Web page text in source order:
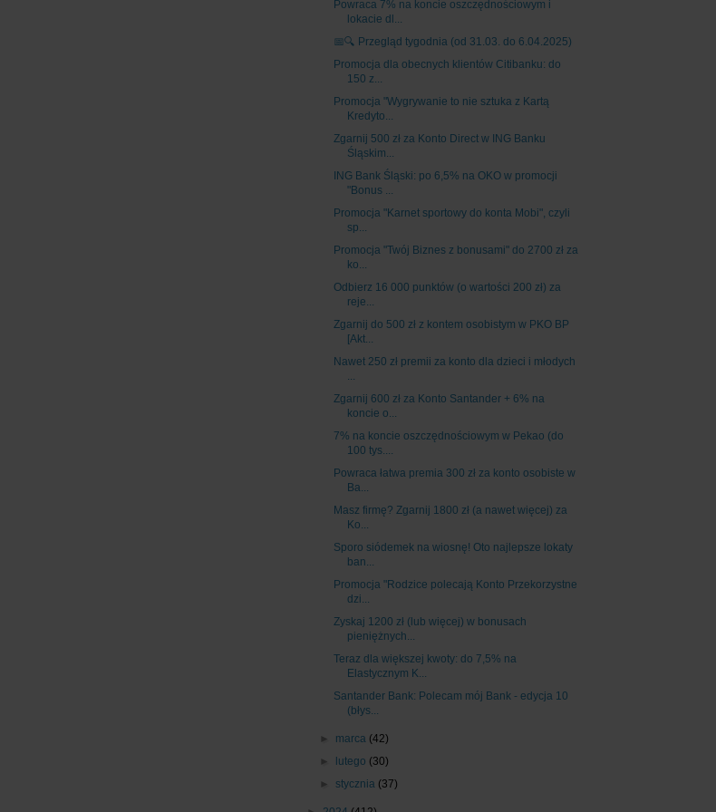
Powraca 7% na koncie oszczędnościowym i
lokacie dl...
📅🔍 Przegląd tygodnia (od 31.03. do 6.04.2025)
Promocja dla obecnych klientów Citibanku: do
150 z...
Promocja "Wygrywanie to nie sztuka z Kartą
Kredyto...
Zgarnij 500 zł za Konto Direct w ING Banku
Śląskim...
ING Bank Śląski: po 6,5% na OKO w promocji
"Bonus ...
Promocja "Karnet sportowy do konta Mobi", czyli
sp...
Promocja "Twój Biznes z bonusami" do 2700 zł za
ko...
Odbierz 16 000 punktów (o wartości 200 zł) za
reje...
Zgarnij do 500 zł z kontem osobistym w PKO BP
[Akt...
Nawet 250 zł premii za konto dla dzieci i młodych
...
Zgarnij 600 zł za Konto Santander + 6% na
koncie o...
7% na koncie oszczędnościowym w Pekao (do
100 tys....
Powraca łatwa premia 300 zł za konto osobiste w
Ba...
Masz firmę? Zgarnij 1800 zł (a nawet więcej) za
Ko...
Sporo siódemek na wiosnę! Oto najlepsze lokaty
ban...
Promocja "Rodzice polecają Konto Przekorzystne
dzi...
Zyskaj 1200 zł (lub więcej) w bonusach
pieniężnych...
Teraz dla większej kwoty: do 7,5% na
Elastycznym K...
Santander Bank: Polecam mój Bank - edycja 10
(błys...
► marca (42)
►
lutego (30)
► stycznia (37)